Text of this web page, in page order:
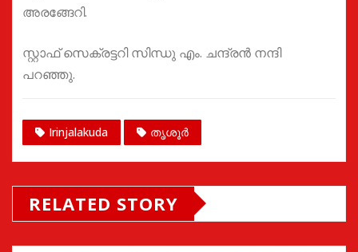
അരങ്ങേറി.
സ്റ്റാഫ് സെക്രട്ടറി സിന്ധു എം. ചന്ദ്രൻ നന്ദി
പറഞ്ഞു.
Irinjalakuda തൃശൂർ
RELATED STORY